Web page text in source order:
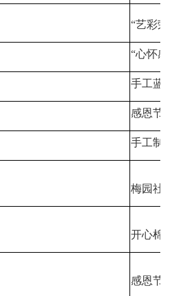
“艺彩荣
“心怀感
手工蓝
感恩节
手工制
梅园社
开心棉
感恩节